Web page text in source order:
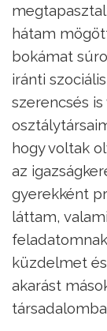
hátam
bokámat
iránti
szerencsés
hogy voltak
az
gyerekként
láttam,
küzdelmet
akarást